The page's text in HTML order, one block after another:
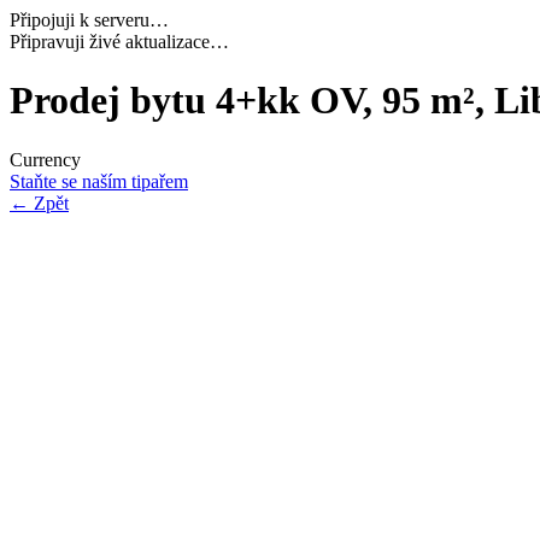
Připojuji k serveru…
Načítám potřebná data…
Prodej bytu 4+kk OV, 95 m²,
Currency
Staňte se naším tipařem
← Zpět